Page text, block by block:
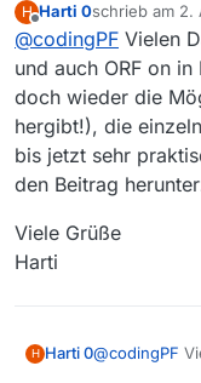
H
Offline
Harti 0schrieb am 2.
zuletzt editiert
@codingPF Vielen
und auch ORF on
doch wieder die
hergibt!), die
bis jetzt sehr
den Beitrag
Viele Grüße
Harti
H Harti 0@codingPF